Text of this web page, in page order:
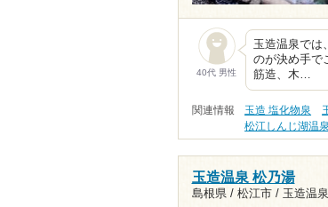
40代 男性
玉造温泉では
のが決め手で
筋造、木…
関連情報 玉造 塩化物泉
松江しんじ湖温
玉造温泉 松乃湯
島根県 / 松江市 / 玉造温